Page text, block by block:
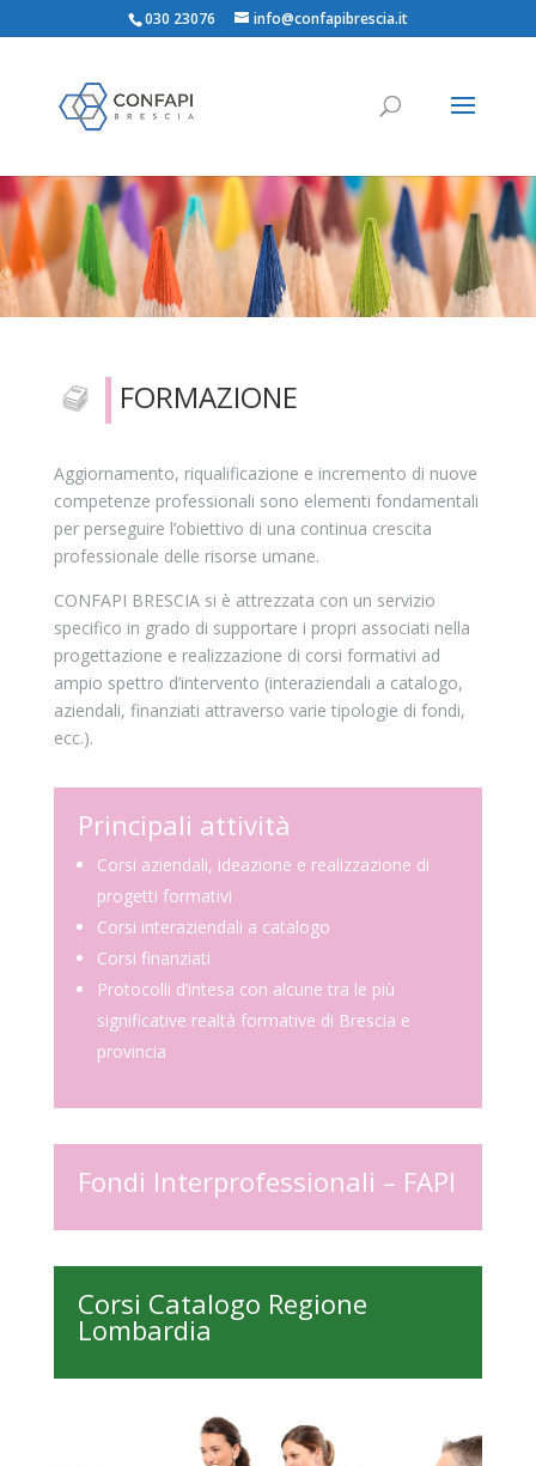
030 23076 info@confapibrescia.it
FORMAZIONE
Aggiornamento, riqualificazione e incremento di nuove
competenze professionali sono elementi fondamentali
per perseguire l’obiettivo di una continua crescita
professionale delle risorse umane.
CONFAPI BRESCIA si è attrezzata con un servizio
specifico in grado di supportare i propri associati nella
progettazione e realizzazione di corsi formativi ad
ampio spettro d’intervento (interaziendali a catalogo,
aziendali, finanziati attraverso varie tipologie di fondi,
ecc.).
Principali attività
Corsi aziendali, ideazione e realizzazione di
progetti formativi
Corsi interaziendali a catalogo
Corsi finanziati
Protocolli d’intesa con alcune tra le più
significative realtà formative di Brescia e
provincia
Fondi Interprofessionali – FAPI
Corsi Catalogo Regione
Lombardia